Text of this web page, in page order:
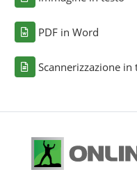
PDF in Word
Scannerizzazione in